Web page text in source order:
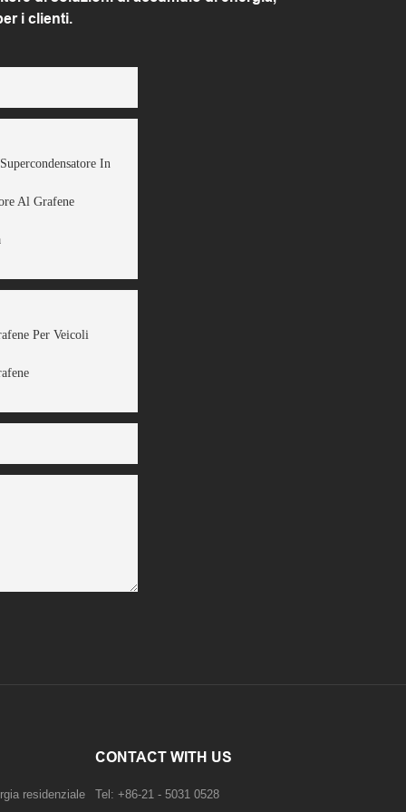
i clienti.
In
Al Grafene
Per Veicoli
residenziale
CONTACT WITH US
Tel: +86-21 - 5031 0528